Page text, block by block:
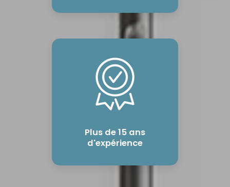
Plus de 15 ans
d'expérience